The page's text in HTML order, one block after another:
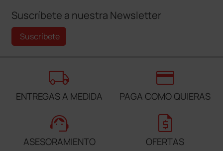
Suscríbete a nuestra Newsletter
Suscríbete
local_shipping
ENTREGAS A MEDIDA
credit_card
PAGA COMO QUIERAS
support_agent
ASESORAMIENTO
request_quote
OFERTAS